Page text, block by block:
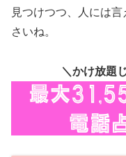
見つけつつ、人には
さいね。
＼かけ放題